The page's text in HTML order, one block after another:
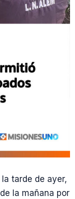
tarde de ayer,
la mañana por